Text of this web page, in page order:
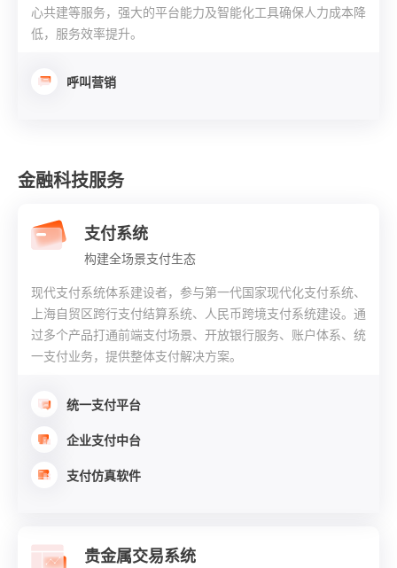
心共建等服务，强大的平台能力及智能化工具确保人力成本降
低，服务效率提升。
呼叫营销
金融科技服务
支付系统
构建全场景支付生态
现代支付系统体系建设者，参与第一代国家现代化支付系统、
上海自贸区跨行支付结算系统、人民币跨境支付系统建设。通
过多个产品打通前端支付场景、开放银行服务、账户体系、统
一支付业务，提供整体支付解决方案。
统一支付平台
企业支付中台
支付仿真软件
贵金属交易系统